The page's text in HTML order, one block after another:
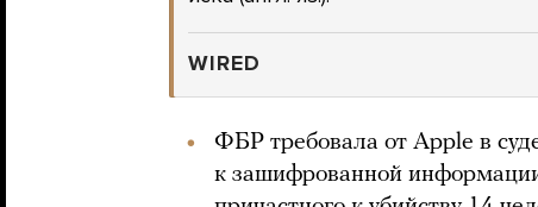
WIRED
ФБР требовала от Apple в
к зашифрованной